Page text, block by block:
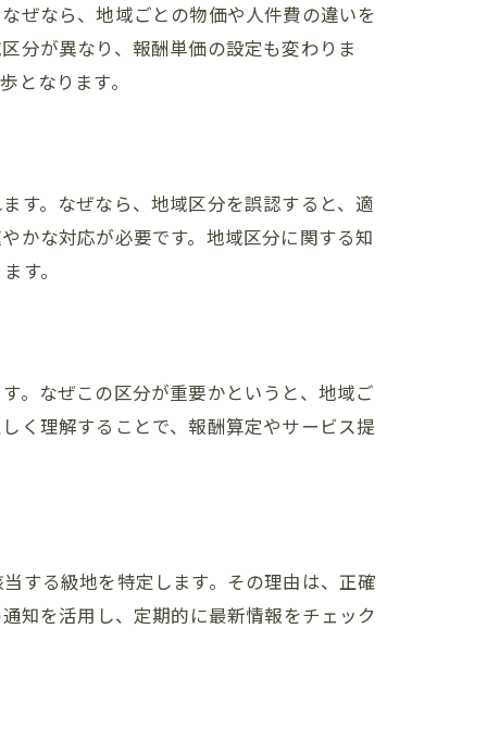
ぜなら、地域ごとの物価や人件費の違いを
分が異なり、報酬単価の設定も変わりま
となります。
す。なぜなら、地域区分を誤認すると、適
かな対応が必要です。地域区分に関する知
す。
。なぜこの区分が重要かというと、地域ご
く理解することで、報酬算定やサービス提
する級地を特定します。その理由は、正確
知を活用し、定期的に最新情報をチェック